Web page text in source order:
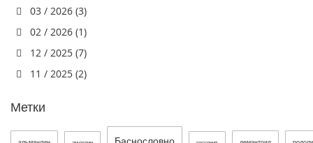
03 / 2026 (3)
02 / 2026 (1)
12 / 2025 (7)
11 / 2025 (2)
Метки